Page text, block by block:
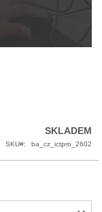
SKLADEM
SKU ba_cz_ictpro_2602